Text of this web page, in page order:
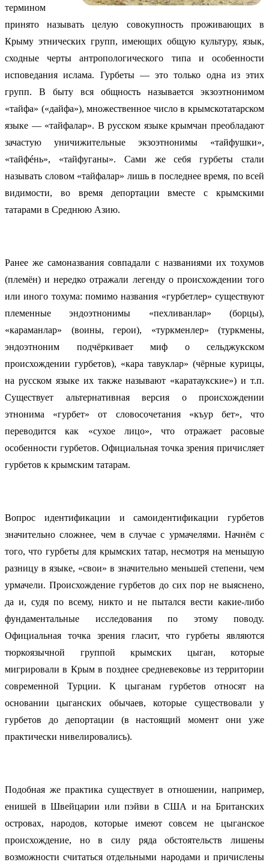
термином
принято называть целую совокупность проживающих в
Крыму этнических групп, имеющих общую культуру, язык,
сходные черты антропологического типа и особенности
исповедания ислама. Гурбеты — это только одна из этих
групп. В быту вся общность называется экзоэтнонимом
«тайфа» («дайфа»), множественное число в крымскотатарском
языке — «тайфалар». В русском языке крымчан преобладают
зачастую уничижительные экзоэтнонимы «тайфушки»,
«тайфéнь», «тайфуганы». Сами же себя гурбеты стали
называть словом «тайфалар» лишь в последнее время, по всей
видимости, во время депортации вместе с крымскими
татарами в Среднюю Азию.
Ранее же самоназвания совпадали с названиями их тохумов
(племён) и нередко отражали легенду о происхождении того
или иного тохума: помимо названия «гурбетлер» существуют
племенные эндоэтнонимы «пехливанлар» (борцы),
«караманлар» (воины, герои), «туркменлер» (туркмены,
эндоэтноним подчёркивает миф о сельджукском
происхождении гурбетов), «кара тавуклар» (чёрные курицы,
на русском языке их также называют «каратаукские») и т.п.
Существует альтернативная версия о происхождении
этнонима «гурбет» от словосочетания «къур бет», что
переводится как «сухое лицо», что отражает расовые
особенности гурбетов. Официальная точка зрения причисляет
гурбетов к крымским татарам.
Вопрос идентификации и самоидентификации гурбетов
значительно сложнее, чем в случае с урмачелями. Начнём с
того, что гурбеты для крымских татар, несмотря на меньшую
разницу в языке, «свои» в значительно меньшей степени, чем
урмачели. Происхождение гурбетов до сих пор не выяснено,
да и, судя по всему, никто и не пытался вести какие-либо
фундаментальные исследования по этому поводу.
Официальная точка зрения гласит, что гурбеты являются
тюркоязычной группой крымских цыган, которые
мигрировали в Крым в позднее средневековье из территории
современной Турции. К цыганам гурбетов относят на
основании цыганских обычаев, которые существовали у
гурбетов до депортации (в настоящий момент они уже
практически нивелировались).
Подобная же практика существует в отношении, например,
енишей в Швейцарии или пэйви в США и на Британских
островах, народов, которые имеют совсем не цыганское
происхождение, но в силу ряда обстоятельств лишены
возможности считаться отдельными народами и причислены